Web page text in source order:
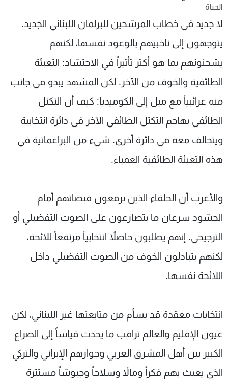
الحياة
لا جديد في خطاب المرشحين للبرلمان اللبناني الجديد.
يتوجهون إلى ناخبيهم بالوعود نفسها، لكنهم
يشحنونهم بما هو أكثر تأثيراً في الاحتشاد: التعبئة
الطائفية والخوف من الآخر. لكن المشهد يبدو في جانب
منه غرائبياً مع ميل إلى الكوميديا: كيف أن التكتل
الطائفي يهاجم التكتل الطائفي الآخر في دائرة انتخابية
ويتحالف معه في دائرة أخرى. شيء من البراغماتية في
هذه التعبئة الطائفية العمياء.
والأغرب أن الحلفاء الذين يرفعون قبضاتهم أمام
الحشود سرعان ما يتصارعون على الصوت التفضيلي أو
الترجيحي. إنهم يطلبون حاصلاً انتخابياً مرتفعاً للائحة،
لكنهم يتبادلون الخوف من الصوت التفضيلي داخل
اللائحة نفسها.
انتخابات معقدة قد يسأم من متابعتها غير اللبناني، لكن
عيون الإقليم والعالم تراقب ما يحدث قياساً إلى الصراع
الكبير بين أهل المشرق العربي وجوارهم الإيراني والتركي
الذي يعبث بهم فكراً ومالاً وسلاحاً وجيوشاً مستترة
شاهد البرامج
الترددات
عن MTV
الإنـتـاج
لاعلاناتكم
وظائف
تواصل معنا
شروط الإسـتخدام
سياسة الخصوصية